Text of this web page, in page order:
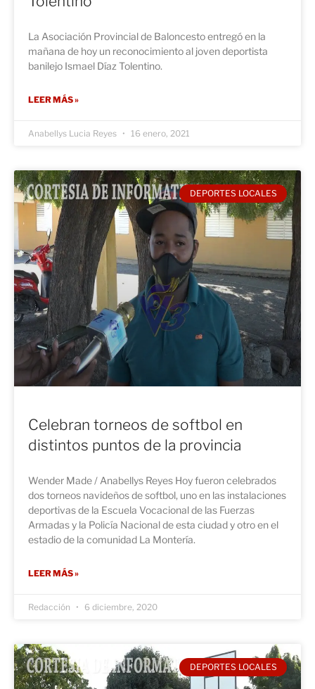
La Asociación Provincial de Baloncesto entregó en la
mañana de hoy un reconocimiento al joven deportista
banilejo Ismael Díaz Tolentino.
LEER MÁS »
Anabellys Lucia Reyes 16 enero, 2021
DEPORTES LOCALES
Celebran torneos de softbol en
distintos puntos de la provincia
Wender Made / Anabellys Reyes Hoy fueron celebrados
dos torneos navideños de softbol, uno en las instalaciones
deportivas de la Escuela Vocacional de las Fuerzas
Armadas y la Policía Nacional de esta ciudad y otro en el
estadio de la comunidad La Montería.
LEER MÁS »
Redacción 6 diciembre, 2020
DEPORTES LOCALES